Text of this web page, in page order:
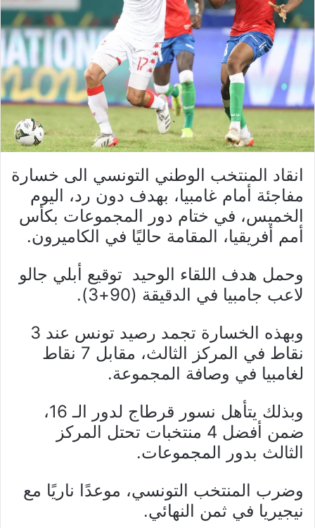
انقاد المنتخب الوطني التونسي الى خسارة
مفاجئة أمام غامبيا، بهدف دون رد، اليوم
الخميس، في ختام دور المجموعات بكأس
أمم أفريقيا، المقامة حاليًا في الكاميرون.
وحمل هدف اللقاء الوحيد توقيع أبلي جالو
لاعب جامبيا في الدقيقة (90+3).
وبهذه الخسارة تجمد رصيد تونس عند 3
نقاط في المركز الثالث، مقابل 7 نقاط
لغامبيا في وصافة المجموعة.
وبذلك يتأهل نسور قرطاج لدور الـ 16،
ضمن أفضل 4 منتخبات تحتل المركز
الثالث بدور المجموعات.
وضرب المنتخب التونسي، موعدًا ناريًا مع
نيجيريا في ثمن النهائي.